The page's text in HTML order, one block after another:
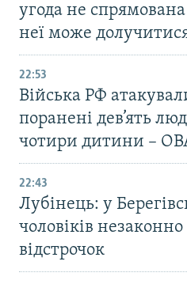
угода не
неї може
22:53
Війська РФ
поранені дев’ять
чотири дитини –
22:43
Лубінець: у
чоловіків
відстрочок